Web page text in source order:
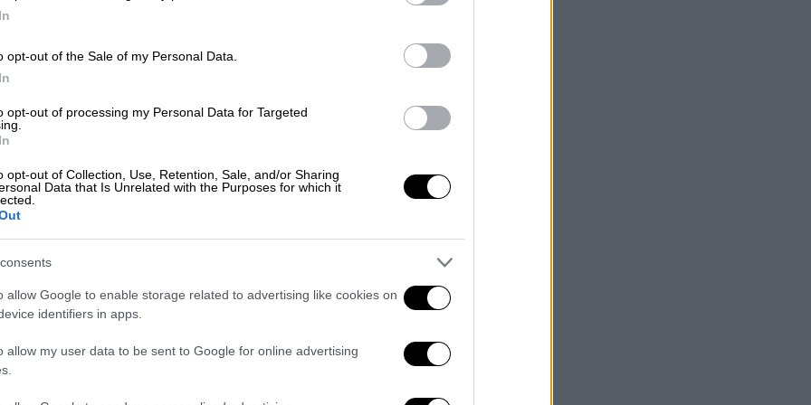
opt-out of the Sale of my Personal Data.
opt-out of processing my Personal Data for Targeted
opt-out of Collection, Use, Retention, Sale, and/or Sharing
Data that Is Unrelated with the Purposes for which it
allow Google to enable storage related to advertising like cookies on
identifiers in apps.
allow my user data to be sent to Google for online advertising
Μίλτος Πασχαλίδης: «Απάνθρωπες
τραγουδάμε στη 1, στις 21.00 δεν
κάνουμε κέφι;»
καθόλου αυτά τα ωράρια», επισήμανε
ο αγαπημένος καλλιτέχνης
Μουσική| 04.04.2026 21:24